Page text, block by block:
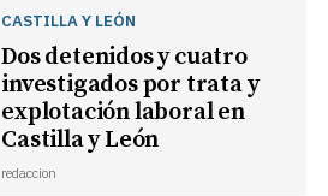
CASTILLA Y LEÓN
Dos detenidos y cuatro
investigados por trata y
explotación laboral en
Castilla y León
redaccion